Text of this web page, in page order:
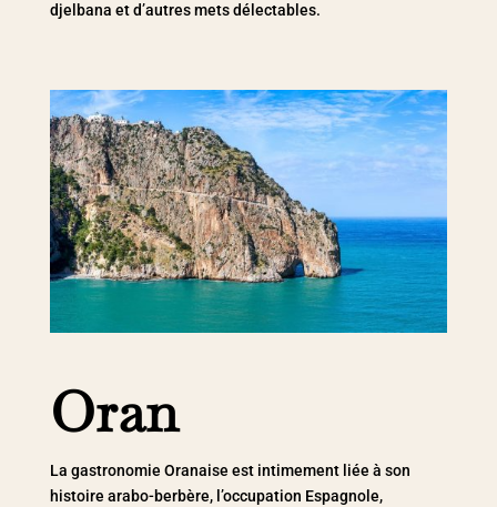
djelbana et d’autres mets délectables.
Oran
La gastronomie Oranaise est intimement liée à son
histoire arabo-berbère, l’occupation Espagnole,